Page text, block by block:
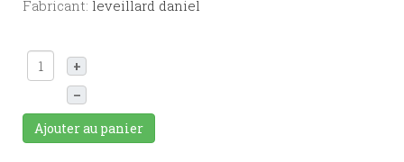
Fabricant: leveillard daniel
+
–
Ajouter au panier